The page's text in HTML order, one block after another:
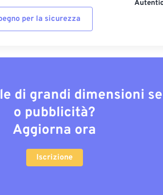
per la sicurezza
di grandi dimensioni
o pubblicità?
Aggiorna ora
Iscrizione